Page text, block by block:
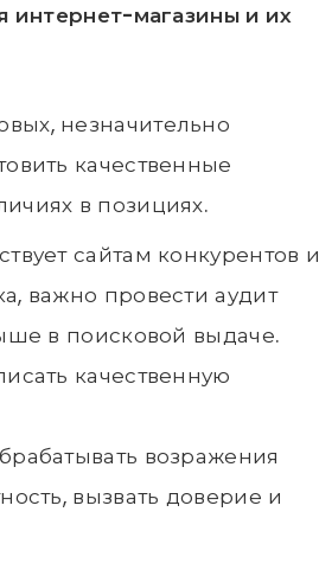
интернет-магазины и их
незначительно
качественные
в позициях.
сайтам конкурентов и
важно провести аудит
в поисковой выдаче.
качественную
возражения
вызвать доверие и